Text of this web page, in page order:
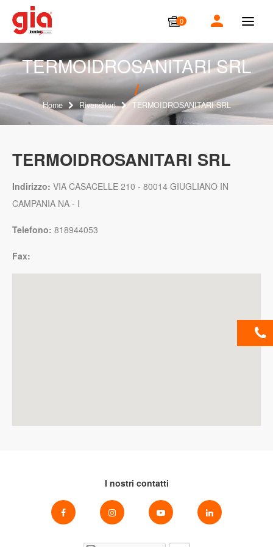
0
T
g
g
l
n
a
v
i
TERMOIDROSANITARI SRL
Home Rivenditori TERMOIDROSANITARI SRL
TERMOIDROSANITARI SRL
Indirizzo: VIA CASACELLE 210 - 80014 GIUGLIANO IN
CAMPANIA NA - I
Telefono: 818944053
Fax:
I nostri contatti